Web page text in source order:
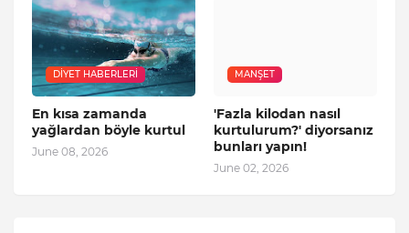
DIYET HABERLERI
En kısa zamanda
yağlardan böyle kurtul
June 08, 2026
MANŞET
'Fazla kilodan nasıl
kurtulurum?' diyorsanız
bunları yapın!
June 02, 2026